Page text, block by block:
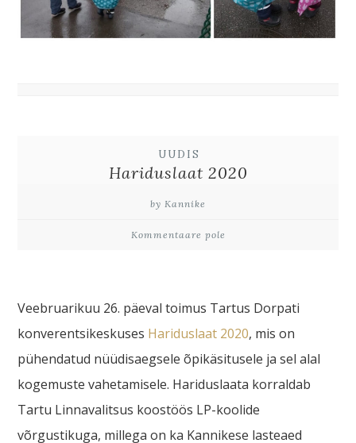
UUDIS
Hariduslaat 2020
by Kannike
Kommentaare pole
Veebruarikuu 26. päeval toimus Tartus Dorpati
konverentsikeskuses Hariduslaat 2020, mis on
pühendatud nüüdisaegsele õpikäsitusele ja sel alal
kogemuste vahetamisele. Hariduslaata korraldab
Tartu Linnavalitsus koostöös LP-koolide
võrgustikuga, millega on ka Kannikese lasteaed